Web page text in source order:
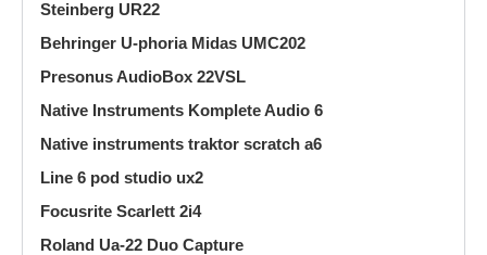
Steinberg UR22
Behringer U-phoria Midas UMC202
Presonus AudioBox 22VSL
Native Instruments Komplete Audio 6
Native instruments traktor scratch a6
Line 6 pod studio ux2
Focusrite Scarlett 2i4
Roland Ua-22 Duo Capture